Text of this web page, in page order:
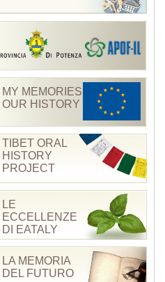
MY MEMORIES
OUR HISTORY
TIBET ORAL
HISTORY
PROJECT
LE
ECCELLENZE
DI EATALY
LA MEMORIA
DEL FUTURO